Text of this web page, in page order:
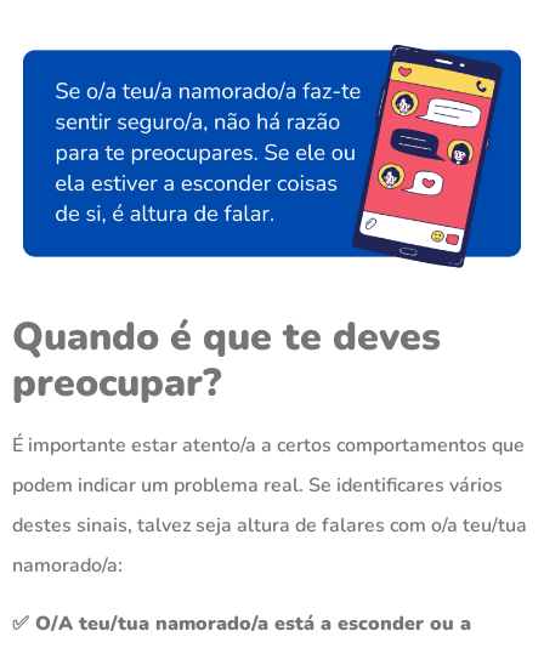
Quando é que te deves
preocupar?
É importante estar atento/a a certos comportamentos que
podem indicar um problema real. Se identificares vários
destes sinais, talvez seja altura de falares com o/a teu/tua
namorado/a:
✅ O/A teu/tua namorado/a está a esconder ou a